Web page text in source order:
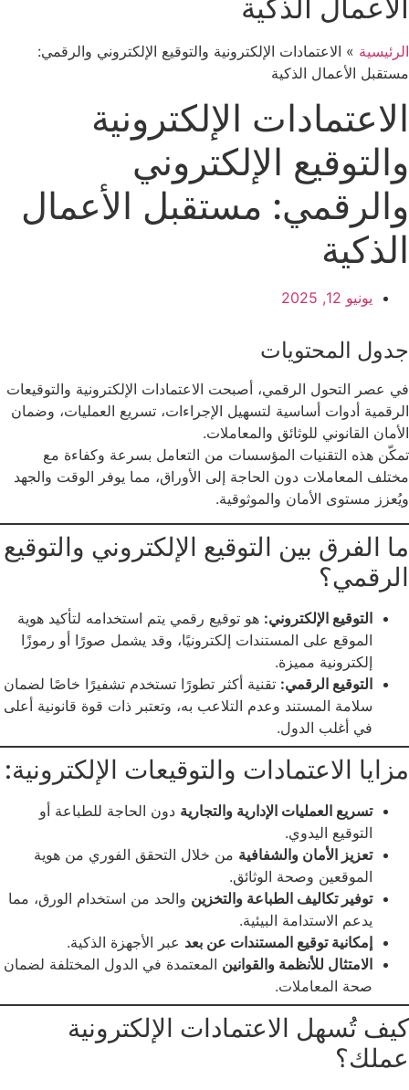
الأعمال الذكية
الرئيسية » الاعتمادات الإلكترونية والتوقيع الإلكتروني والرقمي:
مستقبل الأعمال الذكية
الاعتمادات الإلكترونية
والتوقيع الإلكتروني
والرقمي: مستقبل الأعمال
الذكية
يونيو 12, 2025
جدول المحتويات
في عصر التحول الرقمي، أصبحت الاعتمادات الإلكترونية والتوقيعات
الرقمية أدوات أساسية لتسهيل الإجراءات، تسريع العمليات، وضمان
الأمان القانوني للوثائق والمعاملات.
تمكّن هذه التقنيات المؤسسات من التعامل بسرعة وكفاءة مع
مختلف المعاملات دون الحاجة إلى الأوراق، مما يوفر الوقت والجهد
ويُعزز مستوى الأمان والموثوقية.
ما الفرق بين التوقيع الإلكتروني والتوقيع
الرقمي؟
التوقيع الإلكتروني: هو توقيع رقمي يتم استخدامه لتأكيد هوية
الموقع على المستندات إلكترونيًا، وقد يشمل صورًا أو رموزًا
إلكترونية مميزة.
التوقيع الرقمي: تقنية أكثر تطورًا تستخدم تشفيرًا خاصًا لضمان
سلامة المستند وعدم التلاعب به، وتعتبر ذات قوة قانونية أعلى
في أغلب الدول.
مزايا الاعتمادات والتوقيعات الإلكترونية:
تسريع العمليات الإدارية والتجارية دون الحاجة للطباعة أو
التوقيع اليدوي.
تعزيز الأمان والشفافية من خلال التحقق الفوري من هوية
الموقعين وصحة الوثائق.
توفير تكاليف الطباعة والتخزين والحد من استخدام الورق، مما
يدعم الاستدامة البيئية.
إمكانية توقيع المستندات عن بعد عبر الأجهزة الذكية.
الامتثال للأنظمة والقوانين المعتمدة في الدول المختلفة لضمان
صحة المعاملات.
كيف تُسهل الاعتمادات الإلكترونية
عملك؟